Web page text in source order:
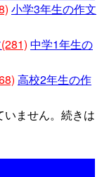
小学3年生の作文
(281) 中学1年生の
高校2年生の作
ません。続きは